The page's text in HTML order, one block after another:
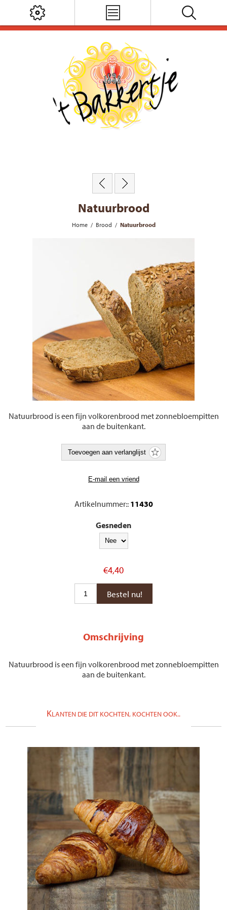
Natuurbrood
Home / Brood / Natuurbrood
Natuurbrood is een fijn volkorenbrood met zonnebloempitten
aan de buitenkant.
Artikelnummer:: 11430
Gesneden
€4,40
Omschrijving
Natuurbrood is een fijn volkorenbrood met zonnebloempitten
aan de buitenkant.
KLANTEN DIE DIT KOCHTEN, KOCHTEN OOK..